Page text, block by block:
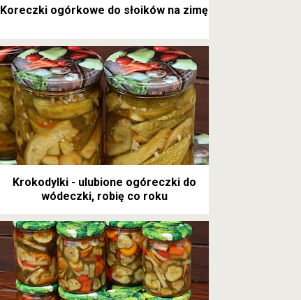
Koreczki ogórkowe do słoików na zimę
Krokodylki - ulubione ogóreczki do
wódeczki, robię co roku